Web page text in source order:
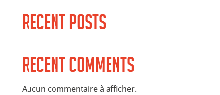
Recent Posts
Recent Comments
Aucun commentaire à afficher.